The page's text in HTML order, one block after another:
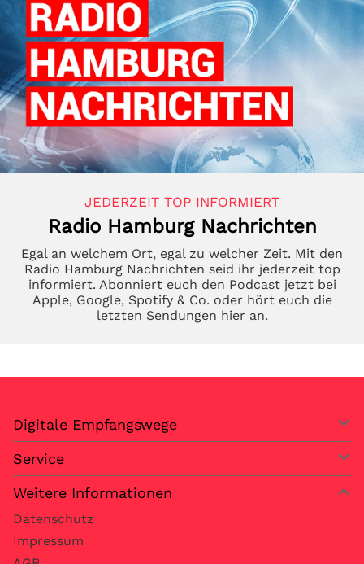
JEDERZEIT TOP INFORMIERT
Radio Hamburg Nachrichten
Egal an welchem Ort, egal zu welcher Zeit. Mit den
Radio Hamburg Nachrichten seid ihr jederzeit top
informiert. Abonniert euch den Podcast jetzt bei
Apple, Google, Spotify & Co. oder hört euch die
letzten Sendungen hier an.
Digitale Empfangswege
Service
Weitere Informationen
Datenschutz
Impressum